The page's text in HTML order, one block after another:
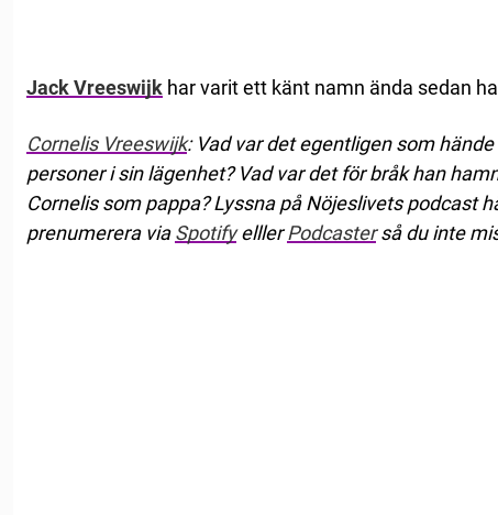
Jack Vreeswijk har varit ett känt namn ända sedan
Cornelis Vreeswijk: Vad var det egentligen som
personer i sin lägenhet? Vad var det för bråk han
Cornelis som pappa? Lyssna på Nöjeslivets podcast
prenumerera viaSpotifyelllerPodcasterså du inte